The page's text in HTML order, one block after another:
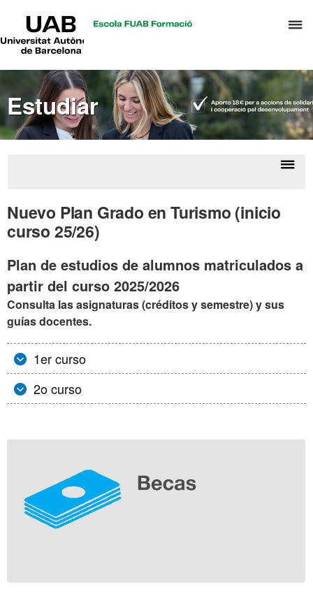
el
Universitat
Barcelona
Estudiar
Nuevo Plan Grado en Turismo (inicio
curso 25/26)
Plan de estudios de alumnos matriculados a
partir del curso 2025/2026
Consulta las asignaturas (créditos y semestre) y sus
guías docentes.
1er curso
2o curso
Información
complementaria